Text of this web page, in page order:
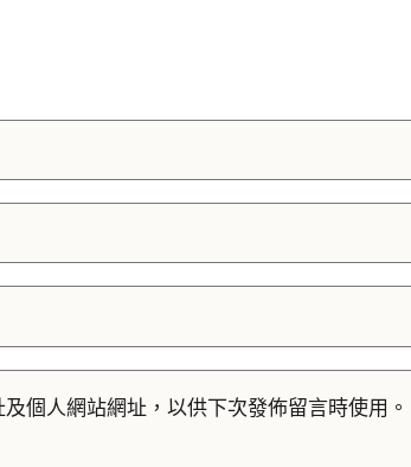
個人網站網址，以供下次發佈留言時使用。